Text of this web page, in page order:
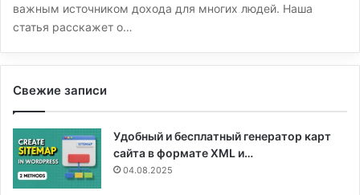
важным источником дохода для многих людей. Наша
статья расскажет о…
Свежие записи
Удобный и бесплатный генератор карт
сайта в формате XML и…
04.08.2025